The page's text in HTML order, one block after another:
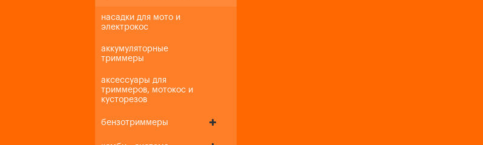
насадки для мото и
электрокос
аккумуляторные
триммеры
аксессуары для
триммеров, мотокос и
кусторезов
бензотриммеры